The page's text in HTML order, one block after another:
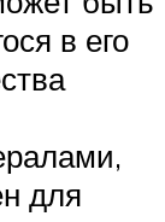
в его
для